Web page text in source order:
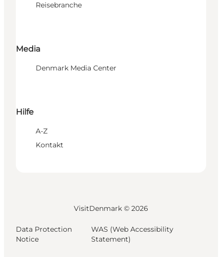
Reisebranche
Media
Denmark Media Center
Hilfe
A-Z
Kontakt
VisitDenmark © 2026
Data Protection
Notice
WAS (Web Accessibility
Statement)